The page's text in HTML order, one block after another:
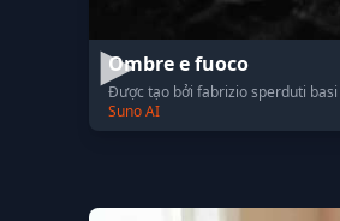
Ombre e fuoco
Được tạo bởi fabrizio sperduti basi
Suno AI